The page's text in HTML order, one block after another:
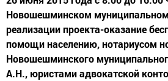
Новошешминском
реализации проекта-оказание
помощи населению, нотариусом
Новошешминского
А.Н., юристами адвокатской